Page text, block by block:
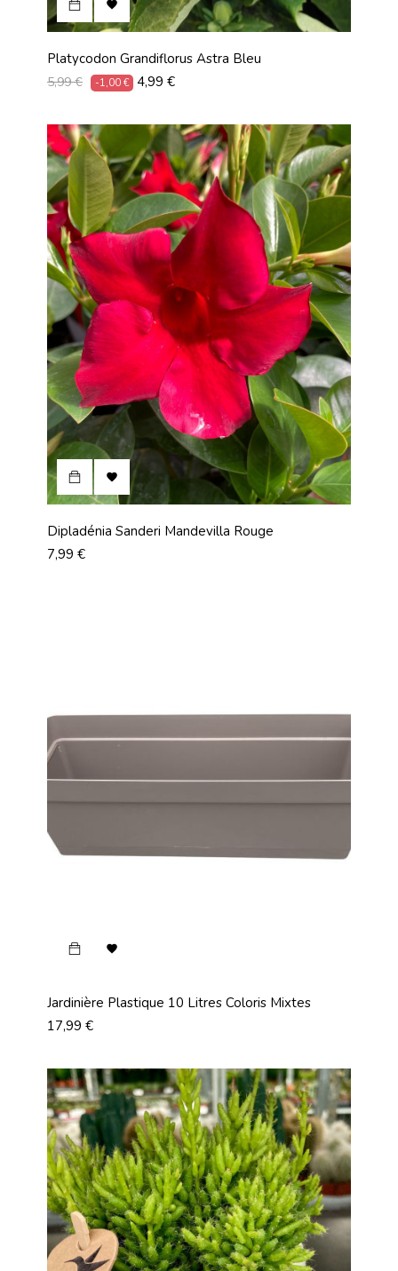

Platycodon Grandiflorus Astra Bleu
Prix
5,99 € -1,00 € Prix
4,99 €

Dipladénia Sanderi Mandevilla Rouge
Prix
7,99 €

Jardinière Plastique 10 Litres Coloris Mixtes
Prix
17,99 €